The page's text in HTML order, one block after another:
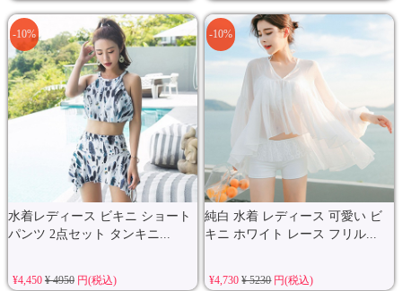
水着レディース ビキニ ショート
パンツ 2点セット タンキニ...
-10%
¥4,450 ¥ 4950円(税込)
純白 水着 レディース 可愛い ビ
キニ ホワイト レース フリル...
-10%
¥4,730¥ 5230円(税込)